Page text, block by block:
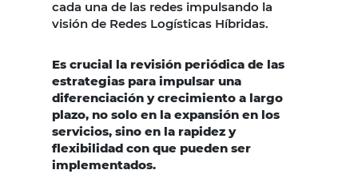
cada una de las redes impulsando la
visión de Redes Logísticas Híbridas.
Es crucial la revisión periódica de las
estrategias para impulsar una
diferenciación y crecimiento a largo
plazo, no solo en la expansión en los
servicios, sino en la rapidez y
flexibilidad con que pueden ser
implementados.